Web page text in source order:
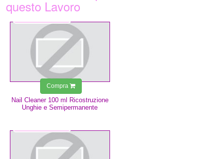
questo Lavoro
Nail Cleaner 100 ml Ricostruzione
Unghie e Semipermanente
Compra